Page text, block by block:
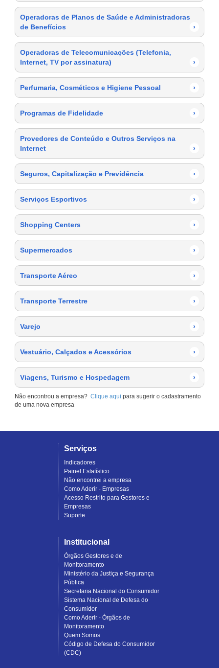
Operadoras de Planos de Saúde e Administradoras
de Benefícios
›
Operadoras de Telecomunicações (Telefonia,
Internet, TV por assinatura)
›
Perfumaria, Cosméticos e Higiene Pessoal ›
Programas de Fidelidade ›
Provedores de Conteúdo e Outros Serviços na
Internet
›
Seguros, Capitalização e Previdência ›
Serviços Esportivos ›
Shopping Centers ›
Supermercados ›
Transporte Aéreo ›
Transporte Terrestre ›
Varejo ›
Vestuário, Calçados e Acessórios ›
Viagens, Turismo e Hospedagem ›
Não encontrou a empresa? Clique aqui para sugerir o cadastramento
de uma nova empresa
Serviços
Indicadores
Painel Estatístico
Não encontrei a empresa
Como Aderir - Empresas
Acesso Restrito para Gestores e
Empresas
Suporte
Institucional
Órgãos Gestores e de
Monitoramento
Ministério da Justiça e Segurança
Pública
Secretaria Nacional do Consumidor
Sistema Nacional de Defesa do
Consumidor
Como Aderir - Órgãos de
Monitoramento
Quem Somos
Código de Defesa do Consumidor
(CDC)